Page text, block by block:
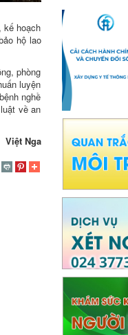
kế hoạch
hộ lao
phòng
luyện
nghề
về an
Việt Nga